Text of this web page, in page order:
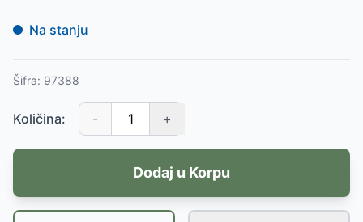
Na stanju
Šifra: 97388
Količina: - +
Dodaj u Korpu